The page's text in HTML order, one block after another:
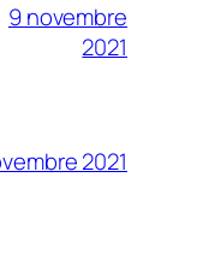
9 novembre
2021
2021